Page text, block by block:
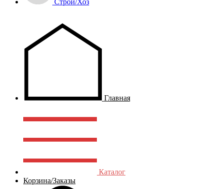
Строй/Хоз
Главная
Каталог
Корзина/Заказы